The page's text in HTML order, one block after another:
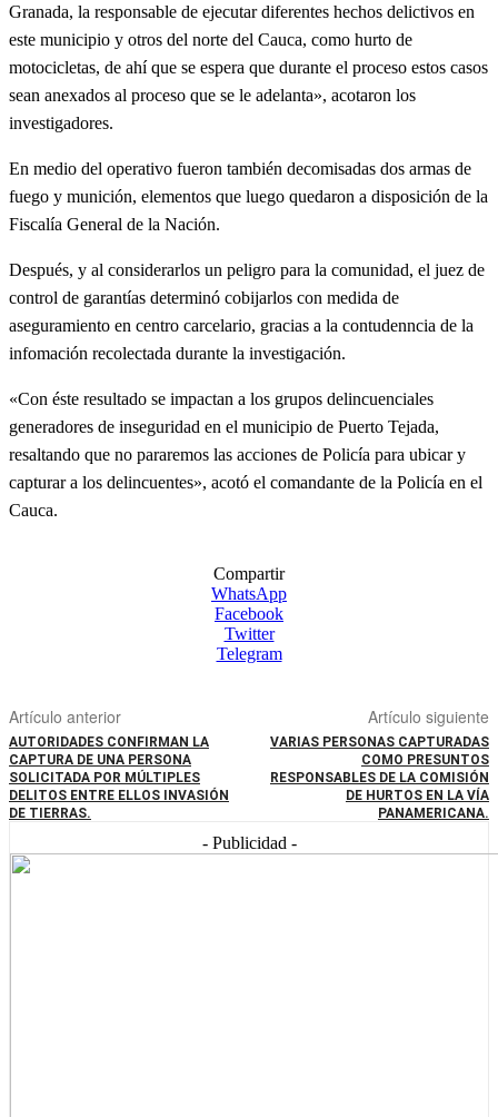
Granada, la responsable de ejecutar diferentes hechos delictivos en
este municipio y otros del norte del Cauca, como hurto de
motocicletas, de ahí que se espera que durante el proceso estos casos
sean anexados al proceso que se le adelanta», acotaron los
investigadores.
En medio del operativo fueron también decomisadas dos armas de
fuego y munición, elementos que luego quedaron a disposición de la
Fiscalía General de la Nación.
Después, y al considerarlos un peligro para la comunidad, el juez de
control de garantías determinó cobijarlos con medida de
aseguramiento en centro carcelario, gracias a la contudenncia de la
infomación recolectada durante la investigación.
«Con éste resultado se impactan a los grupos delincuenciales
generadores de inseguridad en el municipio de Puerto Tejada,
resaltando que no pararemos las acciones de Policía para ubicar y
capturar a los delincuentes», acotó el comandante de la Policía en el
Cauca.
Compartir
WhatsApp
Facebook
Twitter
Telegram
Artículo anterior
AUTORIDADES CONFIRMAN LA
CAPTURA DE UNA PERSONA
SOLICITADA POR MÚLTIPLES
DELITOS ENTRE ELLOS INVASIÓN
DE TIERRAS.
Artículo siguiente
VARIAS PERSONAS CAPTURADAS
COMO PRESUNTOS
RESPONSABLES DE LA COMISIÓN
DE HURTOS EN LA VÍA
PANAMERICANA.
- Publicidad -